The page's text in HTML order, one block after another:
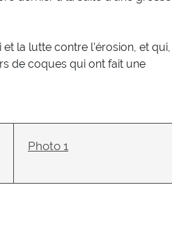
la lutte contre l’érosion, et qui,
de coques qui ont fait une
Photo 1